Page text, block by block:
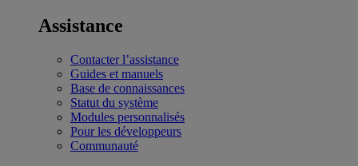
Assistance
Contacter l’assistance
Guides et manuels
Base de connaissances
Statut du système
Modules personnalisés
Pour les développeurs
Communauté